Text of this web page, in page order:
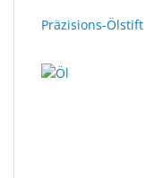
JustMILO
Präzisions-Ölstift